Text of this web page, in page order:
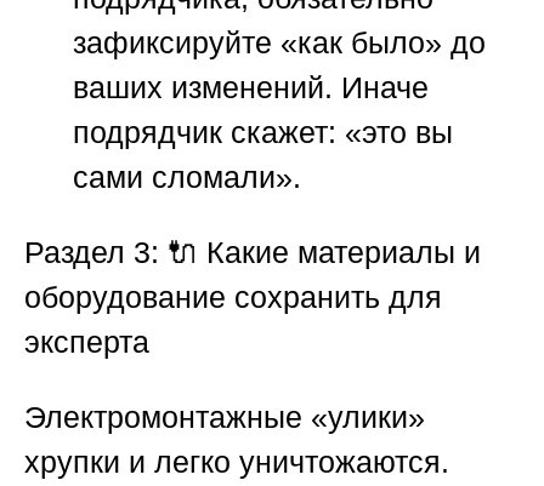
зафиксируйте «как было» до
ваших изменений. Иначе
подрядчик скажет: «это вы
сами сломали».
Раздел 3: 🔌 Какие материалы и
оборудование сохранить для
эксперта
Электромонтажные «улики»
хрупки и легко уничтожаются.